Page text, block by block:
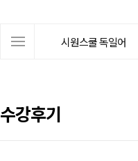
뉴
시원스쿨 독일어
수강후기